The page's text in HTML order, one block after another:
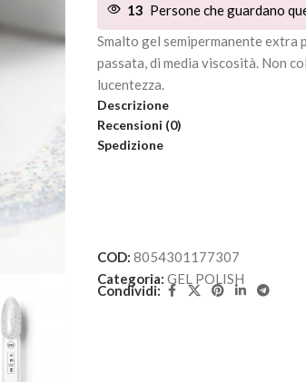
13 Persone che guardano
Smalto gel semipermanente
passata, di media viscosità. Non
lucentezza.
Descrizione
Recensioni (0)
Spedizione
COD: 8054301177307
Categoria: GEL POLISH
Condividi: